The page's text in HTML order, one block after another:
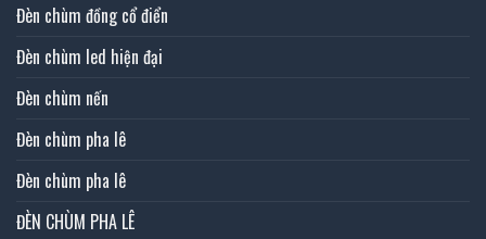
Đèn chùm đồng cổ điển
Đèn chùm led hiện đại
Đèn chùm nến
Đèn chùm pha lê
Đèn chùm pha lê
ĐÈN CHÙM PHA LÊ